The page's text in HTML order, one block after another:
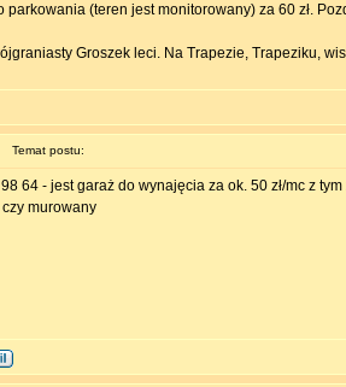
parkowania (teren jest monitorowany) za 60 zł.
Groszek leci. Na Trapezie, Trapeziku,
Temat postu:
64 - jest garaż do wynajęcia za ok. 50 zł/mc z tym
murowany